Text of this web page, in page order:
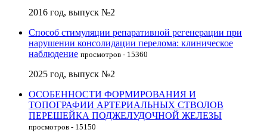
2016 год, выпуск №2
Способ стимуляции репаративной регенерации при
нарушении консолидации перелома: клиническое
наблюдение просмотров - 15360
2025 год, выпуск №2
ОСОБЕННОСТИ ФОРМИРОВАНИЯ И
ТОПОГРАФИИ АРТЕРИАЛЬНЫХ СТВОЛОВ
ПЕРЕШЕЙКА ПОДЖЕЛУДОЧНОЙ ЖЕЛЕЗЫ
просмотров - 15150